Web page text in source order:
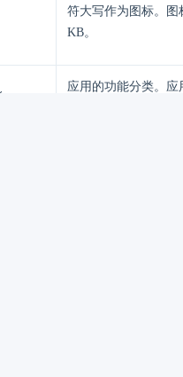
符大写作为图标。图
KB。
应用的功能分类。